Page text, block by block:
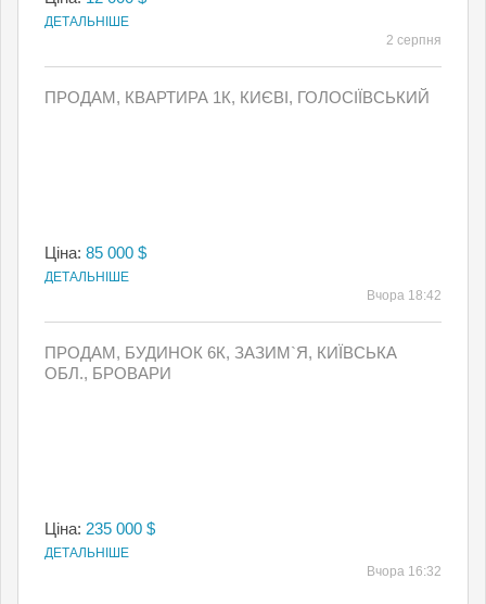
ДЕТАЛЬНІШЕ
2 серпня
ПРОДАМ, КВАРТИРА 1К, КИЄВI, ГОЛОСІЇВСЬКИЙ
Ціна: 85 000 $
ДЕТАЛЬНІШЕ
Вчора 18:42
ПРОДАМ, БУДИНОК 6К, ЗАЗИМ`Я, КИЇВСЬКА
ОБЛ., БРОВАРИ
Ціна: 235 000 $
ДЕТАЛЬНІШЕ
Вчора 16:32